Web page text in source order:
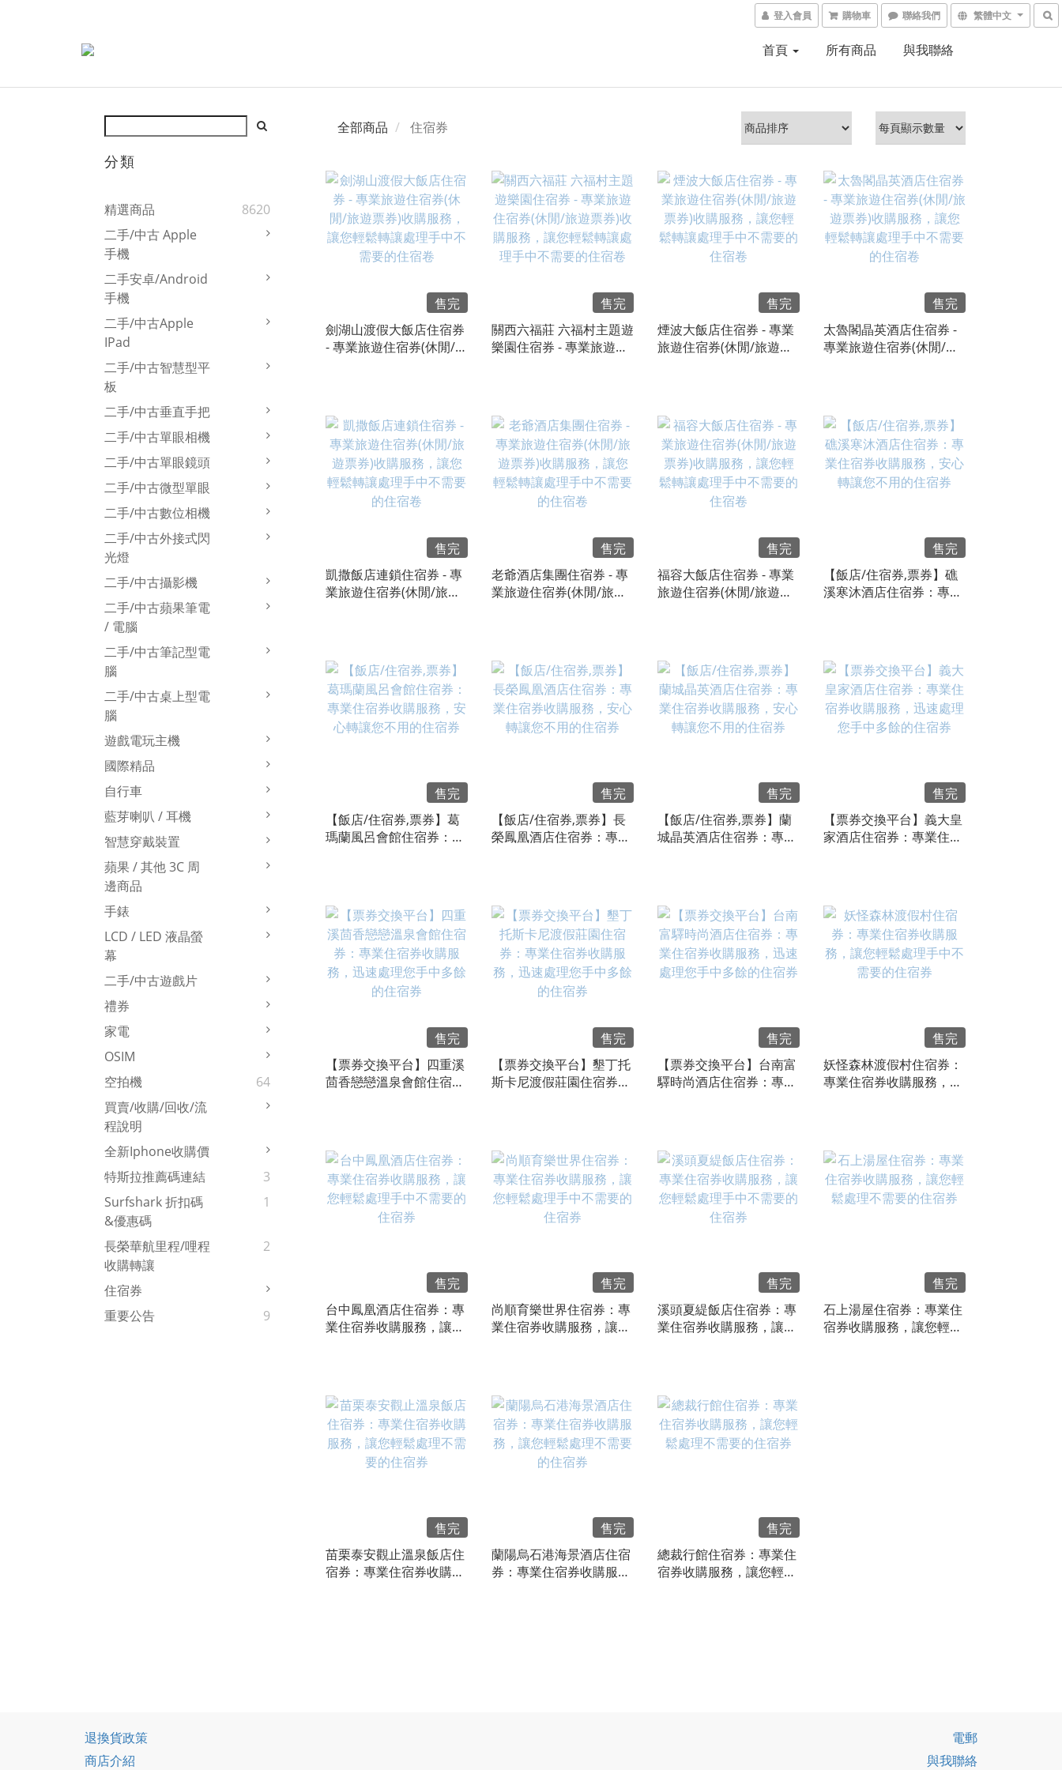
登入會員 購物車 聯絡我們 繁體中文
首頁 所有商品 與我聯絡
分類
精選商品
8620
二手/中古 Apple
手機
二手安卓/Android
手機
二手/中古Apple
IPad
二手/中古智慧型平
板
二手/中古垂直手把
二手/中古單眼相機
二手/中古單眼鏡頭
二手/中古微型單眼
二手/中古數位相機
二手/中古外接式閃
光燈
二手/中古攝影機
二手/中古蘋果筆電
/ 電腦
二手/中古筆記型電
腦
二手/中古桌上型電
腦
遊戲電玩主機
國際精品
自行車
藍芽喇叭 / 耳機
智慧穿戴裝置
蘋果 / 其他 3C 周
邊商品
手錶
LCD / LED 液晶螢
幕
二手/中古遊戲片
禮券
家電
OSIM
空拍機
64
買賣/收購/回收/流
程說明
全新iphone收購價
特斯拉推薦碼連結
3
Surfshark 折扣碼
&優惠碼
1
長榮華航里程/哩程
收購轉讓
2
住宿券
重要公告
9
全部商品 住宿券
售完
劍湖山渡假大飯店住宿券
- 專業旅遊住宿券(休閒/旅
售完
關西六福莊 六福村主題遊
樂園住宿券 - 專業旅遊住
售完
煙波大飯店住宿券 - 專業
旅遊住宿券(休閒/旅遊票
售完
太魯閣晶英酒店住宿券 -
專業旅遊住宿券(休閒/旅
售完
凱撒飯店連鎖住宿券 - 專
業旅遊住宿券(休閒/旅遊
售完
老爺酒店集團住宿券 - 專
業旅遊住宿券(休閒/旅遊
售完
福容大飯店住宿券 - 專業
旅遊住宿券(休閒/旅遊票
售完
【飯店/住宿券,票券】礁
溪寒沐酒店住宿券：專業
售完
【飯店/住宿券,票券】葛
瑪蘭風呂會館住宿券：專
售完
【飯店/住宿券,票券】長
榮鳳凰酒店住宿券：專業
售完
【飯店/住宿券,票券】蘭
城晶英酒店住宿券：專業
售完
【票券交換平台】義大皇
家酒店住宿券：專業住宿
售完
【票券交換平台】四重溪
茴香戀戀溫泉會館住宿
售完
【票券交換平台】墾丁托
斯卡尼渡假莊園住宿券：
售完
【票券交換平台】台南富
驛時尚酒店住宿券：專業
售完
妖怪森林渡假村住宿券：
專業住宿券收購服務，讓
售完
台中鳳凰酒店住宿券：專
業住宿券收購服務，讓您
售完
尚順育樂世界住宿券：專
業住宿券收購服務，讓您
售完
溪頭夏緹飯店住宿券：專
業住宿券收購服務，讓您
售完
石上湯屋住宿券：專業住
宿券收購服務，讓您輕鬆
售完
苗栗泰安觀止溫泉飯店住
宿券：專業住宿券收購服
售完
蘭陽烏石港海景酒店住宿
券：專業住宿券收購服
售完
總裁行館住宿券：專業住
宿券收購服務，讓您輕鬆
退換貨政策
商店介紹
電郵
與我聯絡